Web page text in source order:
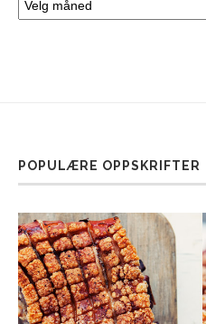
POPULÆRE OPPSKRIFTER